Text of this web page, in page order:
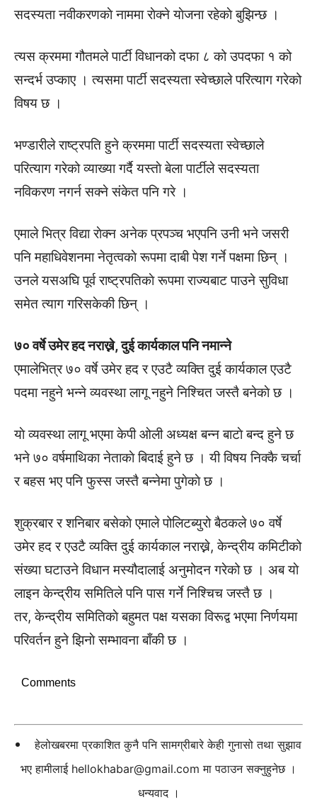
सदस्यता नवीकरणकाे नाममा राेक्ने याेजना रहेकाे बुझिन्छ ।
त्यस क्रममा गौतमले पार्टी विधानको दफा ८ को उपदफा १ को
सन्दर्भ उप्काए । त्यसमा पार्टी सदस्यता स्वेच्छाले परित्याग गरेको
विषय छ ।
भण्डारीले राष्ट्रपति हुने क्रममा पार्टी सदस्यता स्वेच्छाले
परित्याग गरेको व्याख्या गर्दै यस्ताे बेला पार्टीले सदस्यता
नविकरण नगर्न सक्ने संकेत पनि गरे ।
एमाले भित्र विद्या राेक्न अनेक प्रपञ्च भएपनि उनी भने जसरी
पनि महाधिवेशनमा नेतृत्वकाे रूपमा दाबी पेश गर्ने पक्षमा छिन् ।
उनले यसअघि पूर्व राष्ट्रपतिकाे रूपमा राज्यबाट पाउने सुविधा
समेत त्याग गरिसकेकी छिन् ।
७० वर्षे उमेर हद नराख्ने, दुई कार्यकाल पनि नमान्ने
एमालेभित्र ७० वर्षे उमेर हद र एउटै व्यक्ति दुई कार्यकाल एउटै
पदमा नहुने भन्ने व्यवस्था लागू नहुने निश्चित जस्तै बनेकाे छ ।
याे व्यवस्था लागू भएमा केपी ओली अध्यक्ष बन्न बाटाे बन्द हुने छ
भने ७० वर्षमाथिका नेताकाे बिदाई हुने छ । यी विषय निक्कै चर्चा
र बहस भए पनि फुस्स जस्तै बन्नेमा पुगेकाे छ ।
शुक्रबार र शनिबार बसेकाे एमाले पोलिटब्युरो बैठकले ७० वर्षे
उमेर हद र एउटै व्यक्ति दुई कार्यकाल नराख्ने, केन्द्रीय कमिटीको
संख्या घटाउने विधान मस्यौदालाई अनुमोदन गरेको छ । अब याे
लाइन केन्द्रीय समितिले पनि पास गर्ने निश्चिच जस्तै छ ।
तर, केन्द्रीय समितिकाे बहुमत पक्ष यसका विरूद्व भएमा निर्णयमा
परिवर्तन हुने झिनाे सम्भावना बाँकी छ ।
Comments
हेलोखबरमा प्रकाशित कुनै पनि सामग्रीबारे केही गुनासो तथा सुझाव
भए हामीलाई hellokhabar@gmail.com मा पठाउन सक्नुहुनेछ ।
धन्यवाद ।